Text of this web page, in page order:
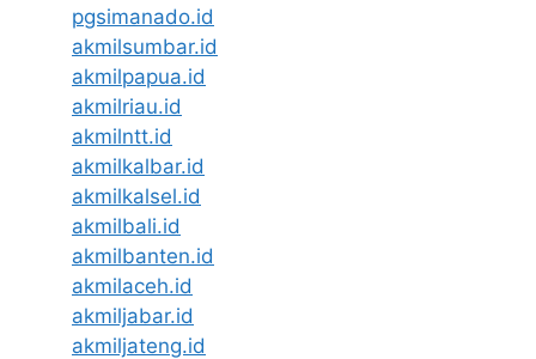
pgsimanado.id
akmilsumbar.id
akmilpapua.id
akmilriau.id
akmilntt.id
akmilkalbar.id
akmilkalsel.id
akmilbali.id
akmilbanten.id
akmilaceh.id
akmiljabar.id
akmiljateng.id